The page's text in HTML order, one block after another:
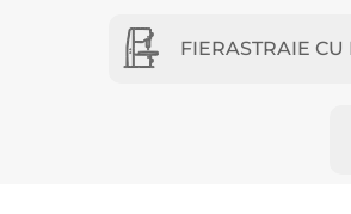
FIERASTRAIE